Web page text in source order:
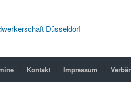
Kontakt Impressum